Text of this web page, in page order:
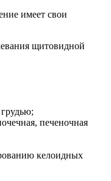
имеет свои
щитовидной
печеночная
келоидных